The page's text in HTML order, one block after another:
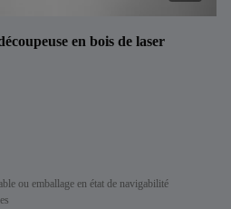
en bois de laser
ou emballage en état de navigabilité